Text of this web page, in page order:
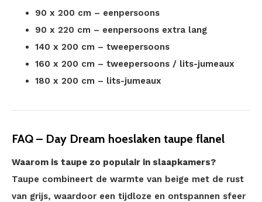
90 x 200 cm – eenpersoons
90 x 220 cm – eenpersoons extra lang
140 x 200 cm – tweepersoons
160 x 200 cm – tweepersoons / lits-jumeaux
180 x 200 cm – lits-jumeaux
FAQ – Day Dream hoeslaken taupe flanel
Waarom is taupe zo populair in slaapkamers?
Taupe combineert de warmte van beige met de rust
van grijs, waardoor een tijdloze en ontspannen sfeer